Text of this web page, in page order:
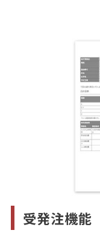
受発注機能